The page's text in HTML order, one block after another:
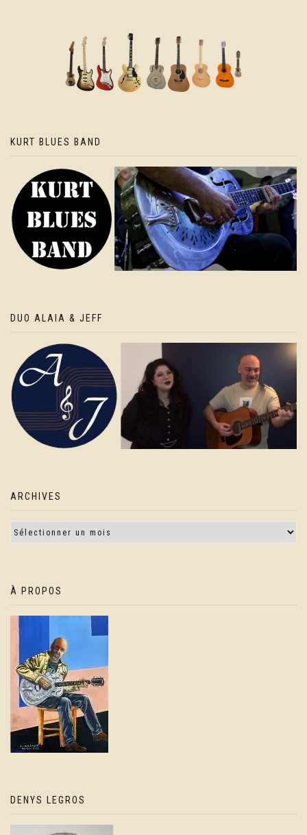
KURT BLUES BAND
DUO ALAIA & JEFF
ARCHIVES
À PROPOS
DENYS LEGROS